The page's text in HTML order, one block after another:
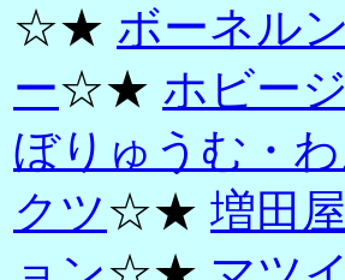
☆★ ボーネル
ー☆★ ホビー
ぼりゅうむ・
クツ☆★ 増田